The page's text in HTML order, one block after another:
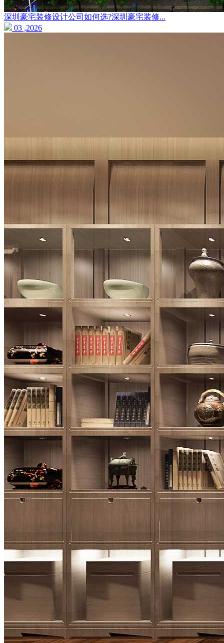
深圳豪宅装修设计公司如何选?深圳豪宅装修...
03 ,2026